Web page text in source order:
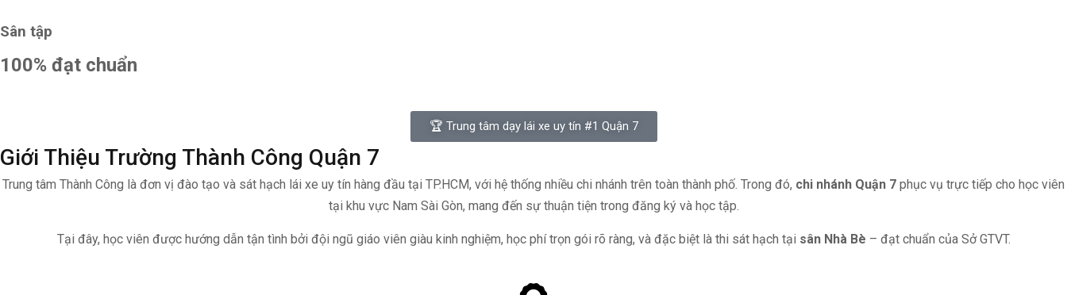
Sân tập
100% đạt chuẩn
🏆 Trung tâm dạy lái xe uy tín #1 Quận 7
Giới Thiệu Trường Thành Công Quận 7
Trung tâm Thành Công là đơn vị đào tạo và sát hạch lái xe uy tín hàng đầu tại TP.HCM, với hệ thống nhiều chi nhánh trên toàn thành phố. Trong đó, chi nhánh Quận 7 phục vụ trực tiếp cho học viên
tại khu vực Nam Sài Gòn, mang đến sự thuận tiện trong đăng ký và học tập.
Tại đây, học viên được hướng dẫn tận tình bởi đội ngũ giáo viên giàu kinh nghiệm, học phí trọn gói rõ ràng, và đặc biệt là thi sát hạch tại sân Nhà Bè – đạt chuẩn của Sở GTVT.